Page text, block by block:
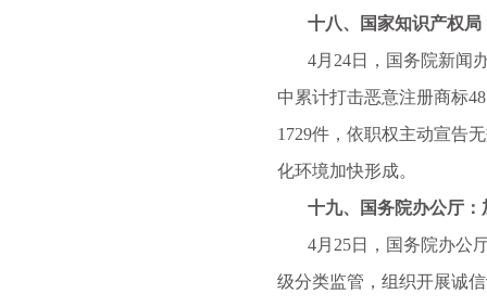
十八、国家知识产权局
4月24日，国务院新闻办
中累计打击恶意注册商标
1729件，依职权主动宣告
化环境加快形成。
十九、国务院办公厅：
4月25日，国务院办公厅
级分类监管，组织开展诚